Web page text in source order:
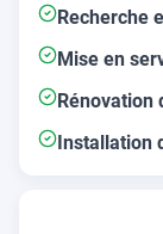
Recherche
Mise en
Rénovation
Installation